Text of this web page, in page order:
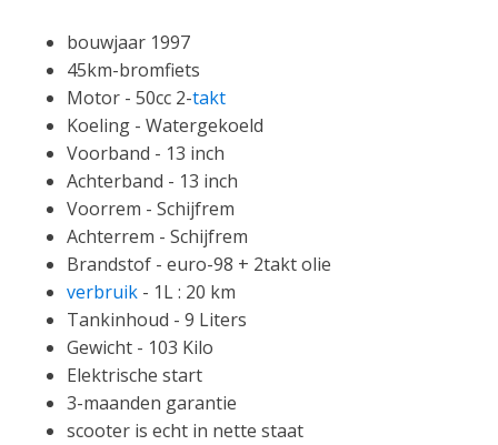
bouwjaar 1997
45km-bromfiets
Motor - 50cc 2-takt
Koeling - Watergekoeld
Voorband - 13 inch
Achterband - 13 inch
Voorrem - Schijfrem
Achterrem - Schijfrem
Brandstof - euro-98 + 2takt olie
verbruik - 1L : 20 km
Tankinhoud - 9 Liters
Gewicht - 103 Kilo
Elektrische start
3-maanden garantie
scooter is echt in nette staat